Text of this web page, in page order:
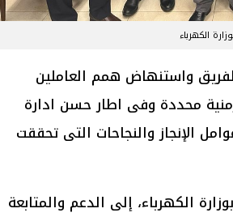
الكهرباء
واستنهاض همم العاملين
محددة وفى اطار حسن ادارة
الإنجاز والنجاحات التى تحققت
الكهرباء، إلى الدعم والمتابعة